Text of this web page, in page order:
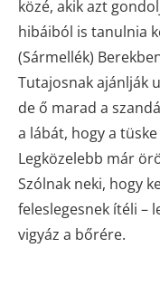
közé, akik azt
hibáiból is tanulnia
(Sármellék)
Tutajosnak ajánlják
de ő marad a
a lábát, hogy a
Legközelebb már
Szólnak neki, hogy
feleslegesnek ítéli –
vigyáz a bőrére.